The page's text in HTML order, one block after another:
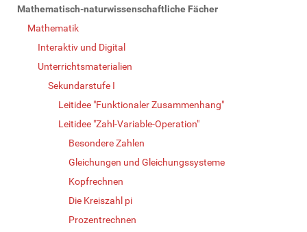
Mathematisch-naturwissenschaftliche Fächer
Mathematik
Interaktiv und Digital
Unterrichtsmaterialien
Sekundarstufe I
Leitidee "Funktionaler Zusammenhang"
Leitidee "Zahl-Variable-Operation"
Besondere Zahlen
Gleichungen und Gleichungssysteme
Kopfrechnen
Die Kreiszahl pi
Prozentrechnen